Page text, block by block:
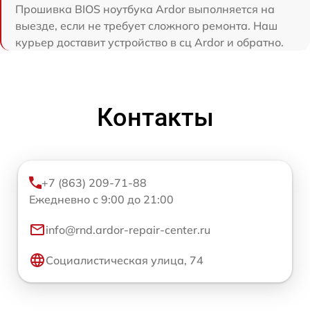
Прошивка BIOS ноутбука Ardor выполняется на
выезде, если не требует сложного ремонта. Наш
курьер доставит устройство в сц Ardor и обратно.
Контакты
+7 (863) 209-71-88
Ежедневно с 9:00 до 21:00
info@rnd.ardor-repair-center.ru
Социалистическая улица, 74